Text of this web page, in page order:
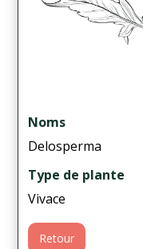
Noms
Delosperma
Type de plante
Vivace
Retour